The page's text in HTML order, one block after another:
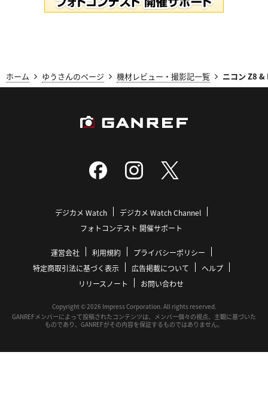
ホーム ゆうさんのページ 機材レビュー・撮影記一覧 ニコン Z8
デジカメ Watch
デジカメ Watch Channel
フォトコンテスト 開催サポート
運営会社 利用規約
プライバシーポリシー
特定商取引法に基づく表示
広告掲載について
ヘルプ
リリースノート
お問い合わせ
Copyright © 2026 Impress Corporation. All rights reserved.
GANREFメンバーによって投稿されたコンテンツは、メンバー個々の視点、主観に基づいた
ものであり、GANREFがその内容を保証するものではありません。